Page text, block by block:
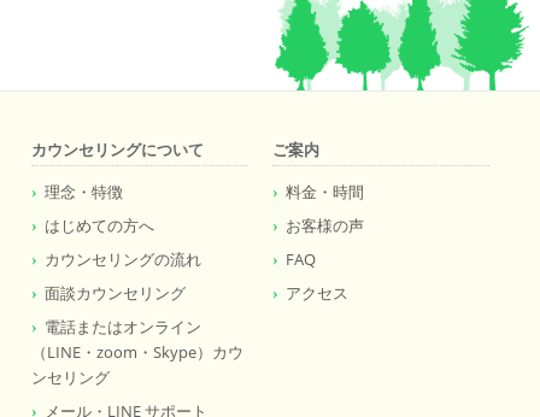
カウンセリングについて
理念・特徴
はじめての方へ
カウンセリングの流れ
面談カウンセリング
電話またはオンライン
（LINE・zoom・Skype）カウ
ンセリング
メール・LINE サポート
ご案内
料金・時間
お客様の声
FAQ
アクセス